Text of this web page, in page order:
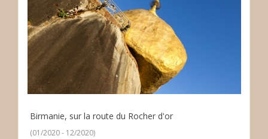
Birmanie, sur la route du Rocher d'or
(01/2020 - 12/2020)